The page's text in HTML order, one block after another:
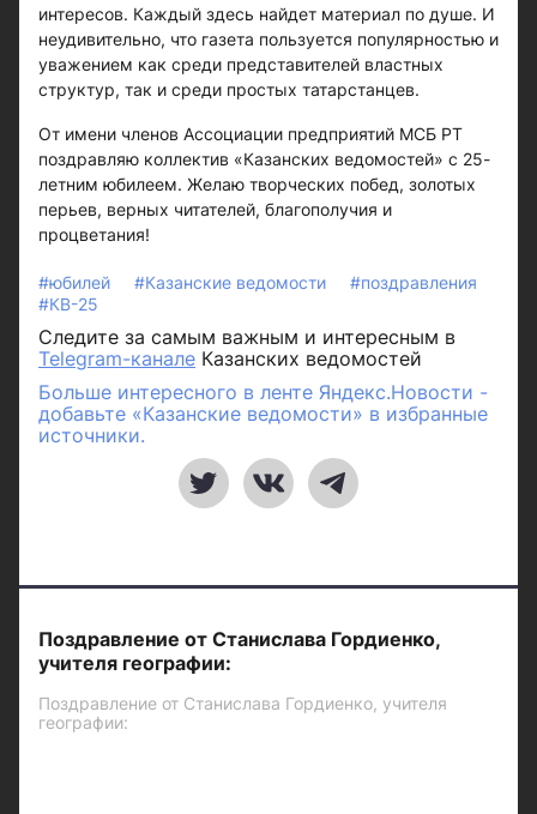
интересов. Каждый здесь найдет материал по душе. И
неудивительно, что газета пользуется популярностью и
уважением как среди представителей властных
структур, так и среди простых татарстанцев.
От имени членов Ассоциации предприятий МСБ РТ
поздравляю коллектив «Казанских ведомостей» с 25-
летним юбилеем. Желаю творческих побед, золотых
перьев, верных читателей, благополучия и
процветания!
#юбилей #Казанские ведомости
#поздравления
#КВ-25
Следите за самым важным и интересным в
Telegram-канале Казанских ведомостей
Больше интересного в ленте Яндекс.Новости -
добавьте «Казанские ведомости» в избранные
источники.
Поздравление от Станислава Гордиенко,
учителя географии:
Поздравление от Станислава Гордиенко, учителя
географии: